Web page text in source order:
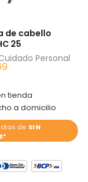
de cabello
HC 25
Personal
tienda
a domicilio
de SIN